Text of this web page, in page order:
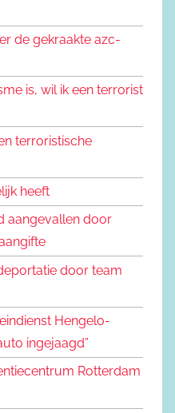
de gekraakte azc-
is, wil ik een terrorist
terroristische
heeft
aangevallen door
door team
Hengelo-
ingejaagd”
Rotterdam